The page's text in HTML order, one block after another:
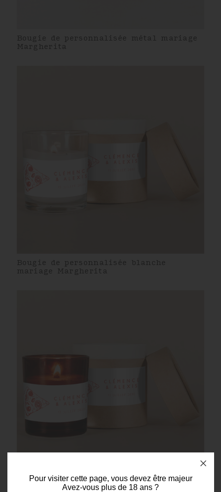
Bougie de personnalisée métal mariage
Margherita
Bougie de personnalisée blanche
mariage Margherita
Bougie de personnalisée ambrées
Pour visiter cette page, vous devez être majeur
Avez-vous plus de 18 ans ?